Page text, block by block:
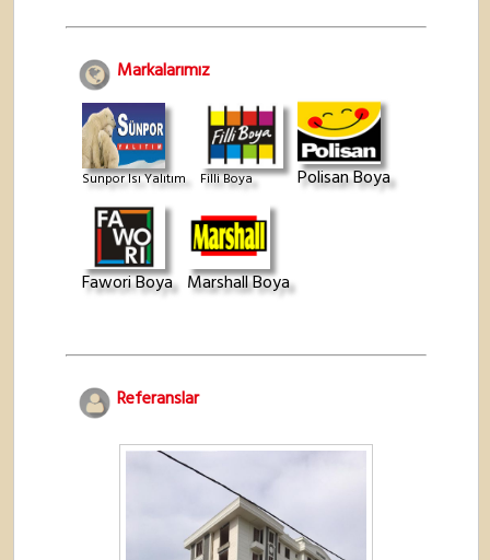
Markalarımız
Sunpor Isı Yalıtım Filli Boya Polisan Boya
Fawori Boya Marshall Boya
Referanslar